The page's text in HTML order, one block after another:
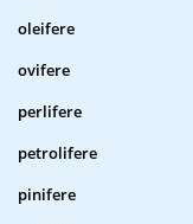
oleifere
ovifere
perlifere
petrolifere
pinifere